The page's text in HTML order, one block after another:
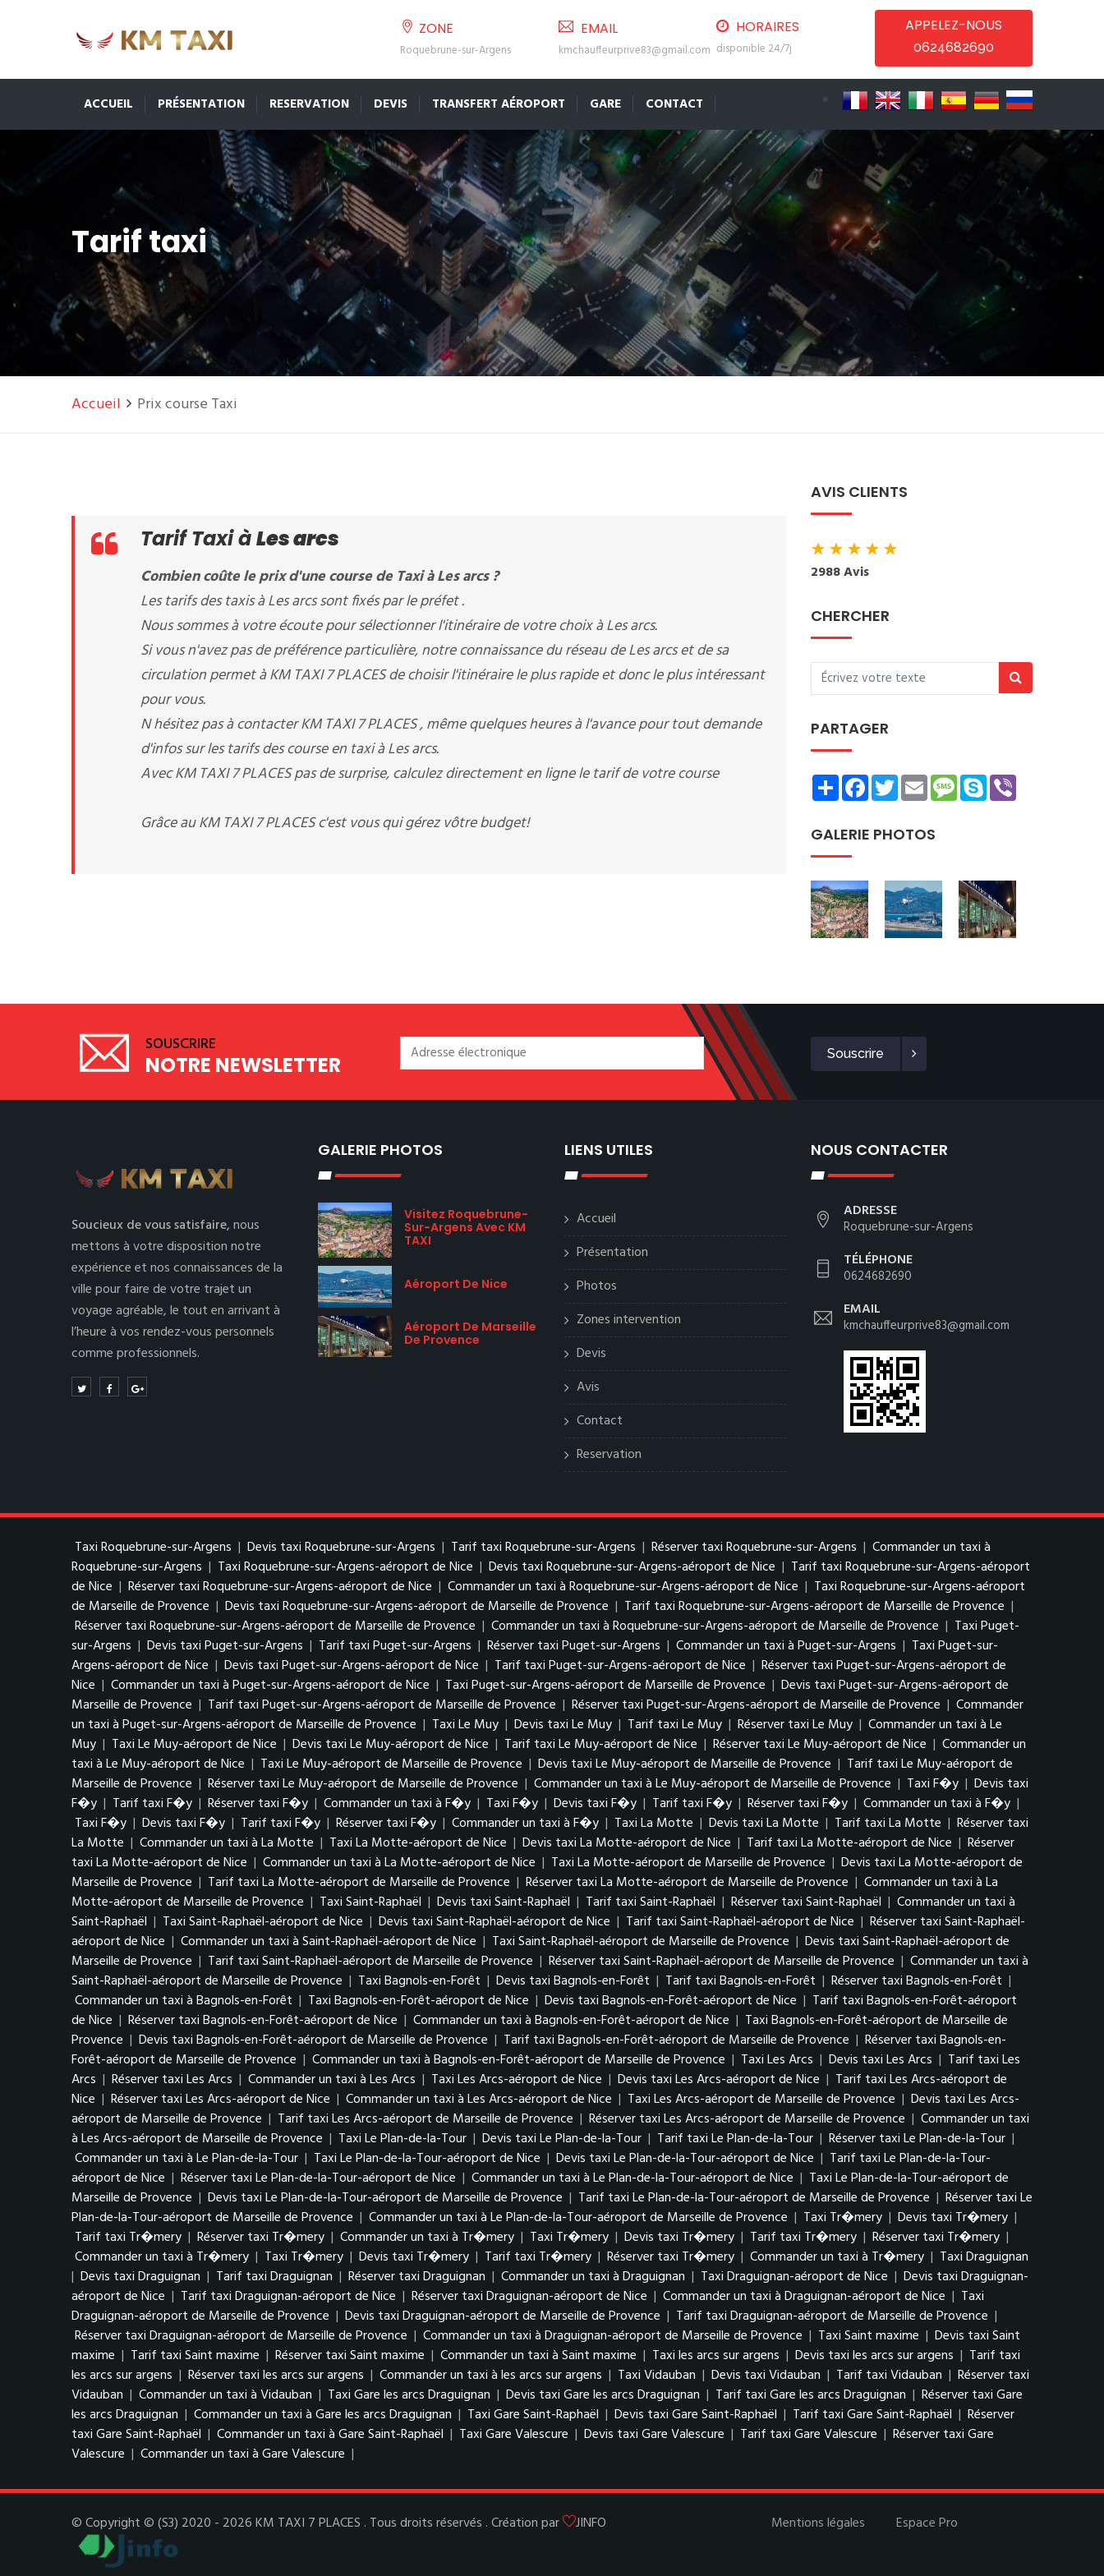
ZONE
Roquebrune-sur-Argens
EMAIL
kmchauffeurprive83@gmail.com
HORAIRES
disponible 24/7j
APPELEZ-NOUS
0624682690
ACCUEIL PRÉSENTATION RESERVATION DEVIS TRANSFERT AÉROPORT GARE CONTACT
Tarif taxi
Accueil Prix course Taxi
Tarif Taxi àLes arcs
Combien coûte le prix d'une course de Taxi à Les arcs ?
Les tarifs des taxis à Les arcs sont fixés par le préfet .
Nous sommes à votre écoute pour sélectionner l'itinéraire de votre choix à Les arcs.
Si vous n'avez pas de préférence particulière, notre connaissance du réseau de Les arcs et de sa
circulation permet à KM TAXI 7 PLACES de choisir l'itinéraire le plus rapide et donc le plus intéressant
pour vous.
N hésitez pas à contacter KM TAXI 7 PLACES , même quelques heures à l'avance pour tout demande
d'infos sur les tarifs des course en taxi à Les arcs.
Avec KM TAXI 7 PLACES pas de surprise, calculez directement en ligne le tarif de votre course
Grâce au KM TAXI 7 PLACES c'est vous qui gérez vôtre budget!
AVIS CLIENTS
★★★★★
2988 Avis
CHERCHER
PARTAGER
ShareFacebookTwitterEmailMessage
Skype
GALERIE PHOTOS
SOUSCRIRE
NOTRE NEWSLETTER Souscrire
Soucieux de vous satisfaire,nous
mettons à votre disposition notre
expérience et nos connaissances de la
ville pour faire de votre trajet un
voyage agréable, le tout en arrivant à
l’heure à vos rendez-vous personnels
comme professionnels.
GALERIE PHOTOS
Visitez Roquebrune-
Sur-Argens Avec KM
TAXI
Aéroport De Nice
Aéroport De Marseille
De Provence
LIENS UTILES
Accueil
Présentation
Photos
Zones intervention
Devis
Avis
Contact
Reservation
NOUS CONTACTER
ADRESSE
Roquebrune-sur-Argens
TÉLÉPHONE
0624682690
EMAIL
kmchauffeurprive83@gmail.com
Taxi Roquebrune-sur-Argens | Devis taxi Roquebrune-sur-Argens | Tarif taxi Roquebrune-sur-Argens | Réserver taxi Roquebrune-sur-Argens | Commander un taxi à
Roquebrune-sur-Argens | Taxi Roquebrune-sur-Argens-aéroport de Nice | Devis taxi Roquebrune-sur-Argens-aéroport de Nice | Tarif taxi Roquebrune-sur-Argens-aéroport
de Nice | Réserver taxi Roquebrune-sur-Argens-aéroport de Nice | Commander un taxi à Roquebrune-sur-Argens-aéroport de Nice | Taxi Roquebrune-sur-Argens-aéroport
de Marseille de Provence | Devis taxi Roquebrune-sur-Argens-aéroport de Marseille de Provence | Tarif taxi Roquebrune-sur-Argens-aéroport de Marseille de Provence |
Réserver taxi Roquebrune-sur-Argens-aéroport de Marseille de Provence | Commander un taxi à Roquebrune-sur-Argens-aéroport de Marseille de Provence | Taxi Puget-
sur-Argens | Devis taxi Puget-sur-Argens | Tarif taxi Puget-sur-Argens | Réserver taxi Puget-sur-Argens | Commander un taxi à Puget-sur-Argens | Taxi Puget-sur-
Argens-aéroport de Nice | Devis taxi Puget-sur-Argens-aéroport de Nice | Tarif taxi Puget-sur-Argens-aéroport de Nice | Réserver taxi Puget-sur-Argens-aéroport de
Nice | Commander un taxi à Puget-sur-Argens-aéroport de Nice | Taxi Puget-sur-Argens-aéroport de Marseille de Provence | Devis taxi Puget-sur-Argens-aéroport de
Marseille de Provence | Tarif taxi Puget-sur-Argens-aéroport de Marseille de Provence | Réserver taxi Puget-sur-Argens-aéroport de Marseille de Provence | Commander
un taxi à Puget-sur-Argens-aéroport de Marseille de Provence | Taxi Le Muy | Devis taxi Le Muy | Tarif taxi Le Muy | Réserver taxi Le Muy | Commander un taxi à Le
Muy | Taxi Le Muy-aéroport de Nice | Devis taxi Le Muy-aéroport de Nice | Tarif taxi Le Muy-aéroport de Nice | Réserver taxi Le Muy-aéroport de Nice | Commander un
taxi à Le Muy-aéroport de Nice | Taxi Le Muy-aéroport de Marseille de Provence | Devis taxi Le Muy-aéroport de Marseille de Provence | Tarif taxi Le Muy-aéroport de
Marseille de Provence | Réserver taxi Le Muy-aéroport de Marseille de Provence | Commander un taxi à Le Muy-aéroport de Marseille de Provence | Taxi F�y | Devis taxi
F�y | Tarif taxi F�y | Réserver taxi F�y | Commander un taxi à F�y | Taxi F�y | Devis taxi F�y | Tarif taxi F�y | Réserver taxi F�y | Commander un taxi à F�y |
Taxi F�y | Devis taxi F�y | Tarif taxi F�y | Réserver taxi F�y | Commander un taxi à F�y | Taxi La Motte | Devis taxi La Motte | Tarif taxi La Motte | Réserver taxi
La Motte | Commander un taxi à La Motte | Taxi La Motte-aéroport de Nice | Devis taxi La Motte-aéroport de Nice | Tarif taxi La Motte-aéroport de Nice | Réserver
taxi La Motte-aéroport de Nice | Commander un taxi à La Motte-aéroport de Nice | Taxi La Motte-aéroport de Marseille de Provence | Devis taxi La Motte-aéroport de
Marseille de Provence | Tarif taxi La Motte-aéroport de Marseille de Provence | Réserver taxi La Motte-aéroport de Marseille de Provence | Commander un taxi à La
Motte-aéroport de Marseille de Provence | Taxi Saint-Raphaël | Devis taxi Saint-Raphaël | Tarif taxi Saint-Raphaël | Réserver taxi Saint-Raphaël | Commander un taxi à
Saint-Raphaël | Taxi Saint-Raphaël-aéroport de Nice | Devis taxi Saint-Raphaël-aéroport de Nice | Tarif taxi Saint-Raphaël-aéroport de Nice | Réserver taxi Saint-Raphaël-
aéroport de Nice | Commander un taxi à Saint-Raphaël-aéroport de Nice | Taxi Saint-Raphaël-aéroport de Marseille de Provence | Devis taxi Saint-Raphaël-aéroport de
Marseille de Provence | Tarif taxi Saint-Raphaël-aéroport de Marseille de Provence | Réserver taxi Saint-Raphaël-aéroport de Marseille de Provence | Commander un taxi à
Saint-Raphaël-aéroport de Marseille de Provence | Taxi Bagnols-en-Forêt | Devis taxi Bagnols-en-Forêt | Tarif taxi Bagnols-en-Forêt | Réserver taxi Bagnols-en-Forêt |
Commander un taxi à Bagnols-en-Forêt | Taxi Bagnols-en-Forêt-aéroport de Nice | Devis taxi Bagnols-en-Forêt-aéroport de Nice | Tarif taxi Bagnols-en-Forêt-aéroport
de Nice | Réserver taxi Bagnols-en-Forêt-aéroport de Nice | Commander un taxi à Bagnols-en-Forêt-aéroport de Nice | Taxi Bagnols-en-Forêt-aéroport de Marseille de
Provence | Devis taxi Bagnols-en-Forêt-aéroport de Marseille de Provence | Tarif taxi Bagnols-en-Forêt-aéroport de Marseille de Provence | Réserver taxi Bagnols-en-
Forêt-aéroport de Marseille de Provence | Commander un taxi à Bagnols-en-Forêt-aéroport de Marseille de Provence | Taxi Les Arcs | Devis taxi Les Arcs | Tarif taxi Les
Arcs | Réserver taxi Les Arcs | Commander un taxi à Les Arcs | Taxi Les Arcs-aéroport de Nice | Devis taxi Les Arcs-aéroport de Nice | Tarif taxi Les Arcs-aéroport de
Nice | Réserver taxi Les Arcs-aéroport de Nice | Commander un taxi à Les Arcs-aéroport de Nice | Taxi Les Arcs-aéroport de Marseille de Provence | Devis taxi Les Arcs-
aéroport de Marseille de Provence | Tarif taxi Les Arcs-aéroport de Marseille de Provence | Réserver taxi Les Arcs-aéroport de Marseille de Provence | Commander un taxi
à Les Arcs-aéroport de Marseille de Provence | Taxi Le Plan-de-la-Tour | Devis taxi Le Plan-de-la-Tour | Tarif taxi Le Plan-de-la-Tour | Réserver taxi Le Plan-de-la-Tour |
Commander un taxi à Le Plan-de-la-Tour | Taxi Le Plan-de-la-Tour-aéroport de Nice | Devis taxi Le Plan-de-la-Tour-aéroport de Nice | Tarif taxi Le Plan-de-la-Tour-
aéroport de Nice | Réserver taxi Le Plan-de-la-Tour-aéroport de Nice | Commander un taxi à Le Plan-de-la-Tour-aéroport de Nice | Taxi Le Plan-de-la-Tour-aéroport de
Marseille de Provence | Devis taxi Le Plan-de-la-Tour-aéroport de Marseille de Provence | Tarif taxi Le Plan-de-la-Tour-aéroport de Marseille de Provence | Réserver taxi Le
Plan-de-la-Tour-aéroport de Marseille de Provence | Commander un taxi à Le Plan-de-la-Tour-aéroport de Marseille de Provence | Taxi Tr�mery | Devis taxi Tr�mery |
Tarif taxi Tr�mery | Réserver taxi Tr�mery | Commander un taxi à Tr�mery | Taxi Tr�mery | Devis taxi Tr�mery | Tarif taxi Tr�mery | Réserver taxi Tr�mery |
Commander un taxi à Tr�mery | Taxi Tr�mery | Devis taxi Tr�mery | Tarif taxi Tr�mery | Réserver taxi Tr�mery | Commander un taxi à Tr�mery | Taxi Draguignan
| Devis taxi Draguignan | Tarif taxi Draguignan | Réserver taxi Draguignan | Commander un taxi à Draguignan | Taxi Draguignan-aéroport de Nice | Devis taxi Draguignan-
aéroport de Nice | Tarif taxi Draguignan-aéroport de Nice | Réserver taxi Draguignan-aéroport de Nice | Commander un taxi à Draguignan-aéroport de Nice | Taxi
Draguignan-aéroport de Marseille de Provence | Devis taxi Draguignan-aéroport de Marseille de Provence | Tarif taxi Draguignan-aéroport de Marseille de Provence |
Réserver taxi Draguignan-aéroport de Marseille de Provence | Commander un taxi à Draguignan-aéroport de Marseille de Provence | Taxi Saint maxime | Devis taxi Saint
maxime | Tarif taxi Saint maxime | Réserver taxi Saint maxime | Commander un taxi à Saint maxime | Taxi les arcs sur argens | Devis taxi les arcs sur argens | Tarif taxi
les arcs sur argens | Réserver taxi les arcs sur argens | Commander un taxi à les arcs sur argens | Taxi Vidauban | Devis taxi Vidauban | Tarif taxi Vidauban | Réserver taxi
Vidauban | Commander un taxi à Vidauban | Taxi Gare les arcs Draguignan | Devis taxi Gare les arcs Draguignan | Tarif taxi Gare les arcs Draguignan | Réserver taxi Gare
les arcs Draguignan | Commander un taxi à Gare les arcs Draguignan | Taxi Gare Saint-Raphaël | Devis taxi Gare Saint-Raphaël | Tarif taxi Gare Saint-Raphaël | Réserver
taxi Gare Saint-Raphaël | Commander un taxi à Gare Saint-Raphaël | Taxi Gare Valescure | Devis taxi Gare Valescure | Tarif taxi Gare Valescure | Réserver taxi Gare
Valescure | Commander un taxi à Gare Valescure |
© Copyright © (S3) 2020 - 2026 KM TAXI 7 PLACES . Tous droits réservés . Création par JINFO Mentions légales Espace Pro